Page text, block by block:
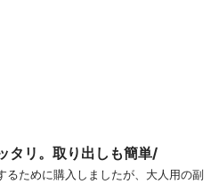
タリ。取り出しも簡単/
るために購入しましたが、大人用の副